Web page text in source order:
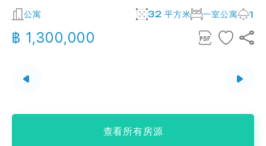
公寓 32 平方米 一室公寓 1
฿ 1,300,000
查看所有房源